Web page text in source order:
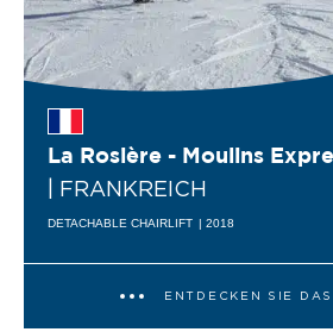
La Rosière - Moulins
| FRANKREICH
DETACHABLE CHAIRLIFT | 2018
ENTDECKEN SIE